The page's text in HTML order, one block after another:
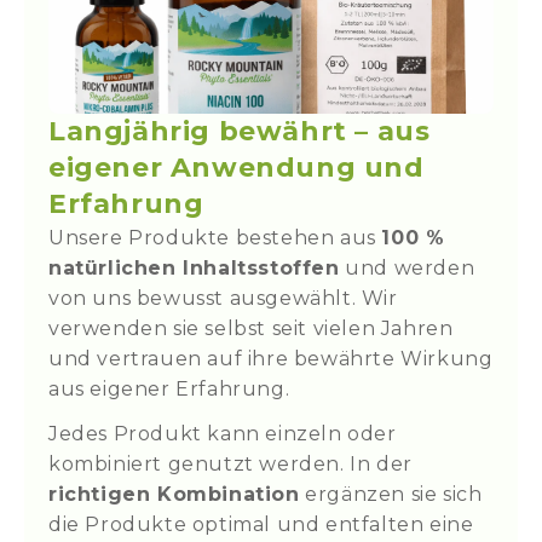
Kräuterpflanze. Alle Bestandteile folgen
einem gemeinsamen Ansatz:
Unterstützung des Energie- und
Stoffwechsels, Begleitung der
Durchblutung sowie sanfte Entlastung
auf pflanzlicher Ebene
Überforderung und ohne isolierte
Einzelmaßnahmen.
Ideal für alle, die ihre Versorgung
ganzheitlich betrachten und Wert auf eine
durchdachte, alltagstaugliche
Zusammenstellunglegen.
SET-Inhalt
ml)
- 1 ×Vitamin B3 – Niacin (90 Kapseln)
-1 ×Brennnessel Bio-
Kräuterteemischung (100 g)
Brennnessel-Bio-Kräuterteemischung:
1 Tasse / Tag
1-2 Teelöfel auf 200 ml Wasser 5-10 min
ziehen lassen
Vitamin B12 | Micro-Cobalamin (25 ml)
Vitamin B3 – Niacin (90 Kapseln)
Brennnessel Bio-Kräuterteemischung
(100 g)
Langjährig bewährt – aus
eigener Anwendung und
Erfahrung
Unsere Produkte bestehen aus 100 %
natürlichen Inhaltsstoffen und werden
von uns bewusst ausgewählt. Wir
verwenden sie selbst seit vielen Jahren
und vertrauen auf ihre bewährte Wirkung
aus eigener Erfahrung.
Jedes Produkt kann einzeln oder
kombiniert genutzt werden. In der
richtigen Kombination ergänzen sie sich
die Produkte optimal und entfalten eine